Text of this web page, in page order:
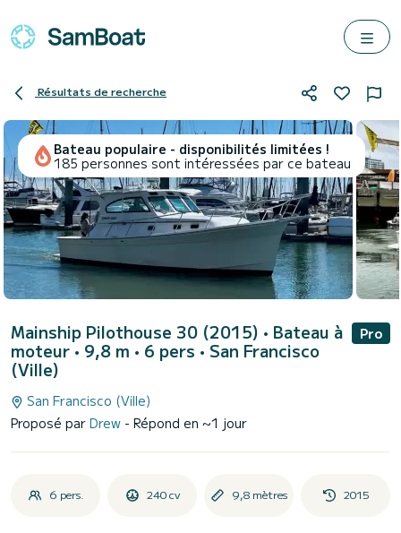
Résultats de recherche
Bateau populaire - disponibilités limitées !
185 personnes sont intéressées par ce bateau
Mainship Pilothouse 30 (2015) • Bateau à
moteur • 9,8 m • 6 pers • San Francisco
(Ville)
Pro
San Francisco (Ville)
Proposé par Drew - Répond en ~1 jour
6 pers. 240 cv 9,8 mètres 2015